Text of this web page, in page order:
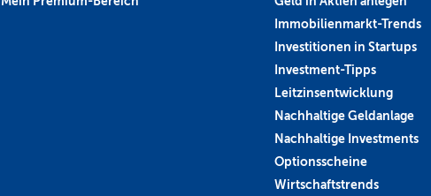
Immobilienmarkt-Trends
Investitionen in Startups
Investment-Tipps
Leitzinsentwicklung
Nachhaltige Geldanlage
Nachhaltige Investments
Optionsscheine
Wirtschaftstrends